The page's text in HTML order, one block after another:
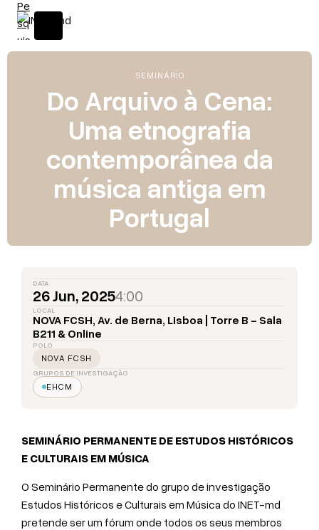
SEMINÁRIO
Do Arquivo à Cena:
Uma etnografia
contemporânea da
música antiga em
Portugal
DATA
26 Jun, 20254:00
LOCAL
NOVA FCSH, Av. de Berna, Lisboa | Torre B - Sala
B211 & Online
POLO
NOVA FCSH
GRUPOS DE INVESTIGAÇÃO
EHCM
SEMINÁRIO PERMANENTE DE ESTUDOS HISTÓRICOS
E CULTURAIS EM MÚSICA
O Seminário Permanente do grupo de investigação
Estudos Históricos e Culturais em Música do INET-md
pretende ser um fórum onde todos os seus membros